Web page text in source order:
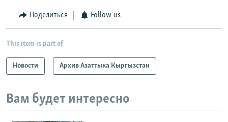
Поделиться Follow us
This item is part of
Новости Архив Азаттыка Кыргызстан
Вам будет интересно